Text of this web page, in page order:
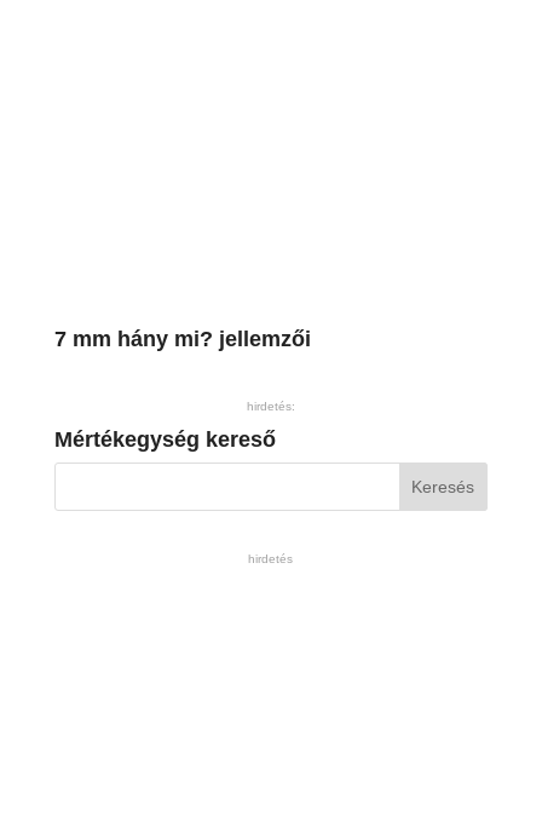
7 mm hány mi? jellemzői
hirdetés:
Mértékegység kereső
hirdetés